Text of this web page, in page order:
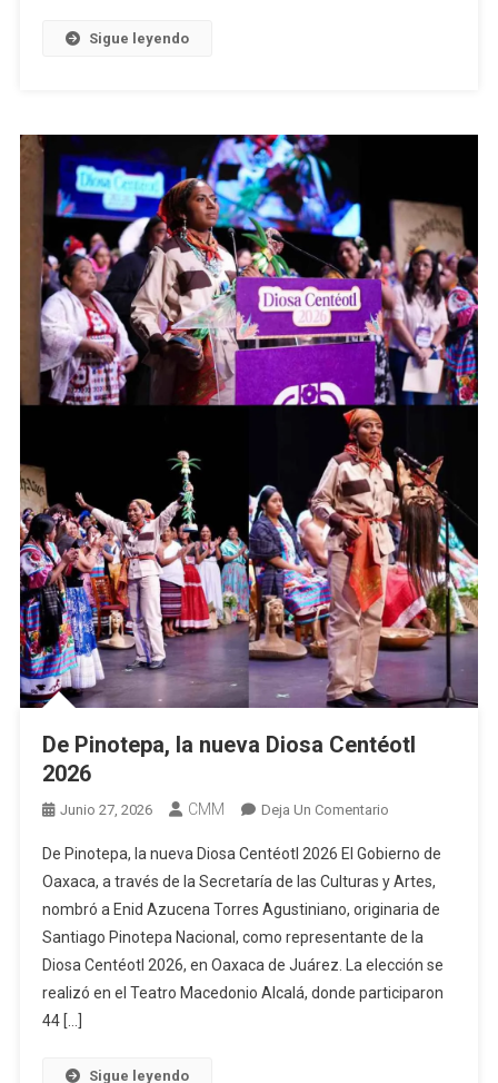
Sigue leyendo
De Pinotepa, la nueva Diosa Centéotl
2026
Junio 27, 2026 CMM Deja Un ComentarioEn
Pinotepa,
La
Nueva
Diosa
Centéotl
2026
De Pinotepa, la nueva Diosa Centéotl 2026 El Gobierno de
Oaxaca, a través de la Secretaría de las Culturas y Artes,
nombró a Enid Azucena Torres Agustiniano, originaria de
Santiago Pinotepa Nacional, como representante de la
Diosa Centéotl 2026, en Oaxaca de Juárez. La elección se
realizó en el Teatro Macedonio Alcalá, donde participaron
44 […]
Sigue leyendo